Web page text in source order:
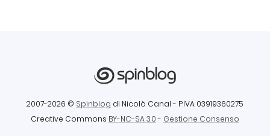
2007-2026 © Spinblog di Nicolò Canal - P.IVA 03919360275
Creative Commons BY-NC-SA 3.0- Gestione Consenso